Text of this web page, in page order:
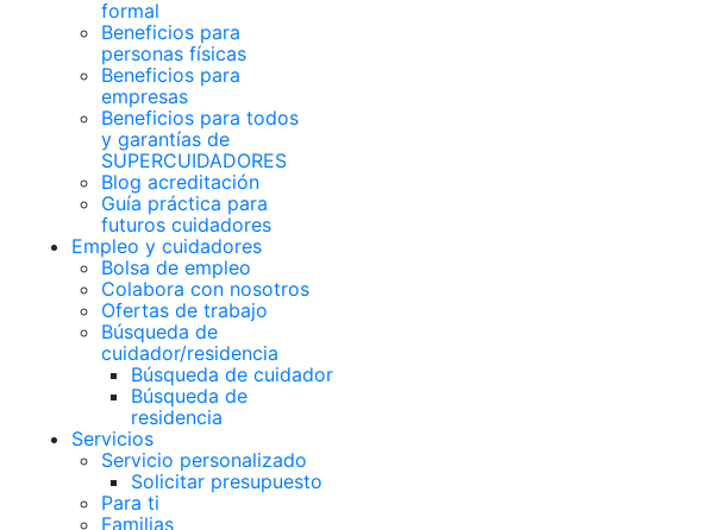
formal
Beneficios para
personas físicas
Beneficios para
empresas
Beneficios para todos
y garantías de
SUPERCUIDADORES
Blog acreditación
Guía práctica para
futuros cuidadores
Empleo y cuidadores
Bolsa de empleo
Colabora con nosotros
Ofertas de trabajo
Búsqueda de
cuidador/residencia
Búsqueda de cuidador
Búsqueda de
residencia
Servicios
Servicio personalizado
Solicitar presupuesto
Para ti
Familias